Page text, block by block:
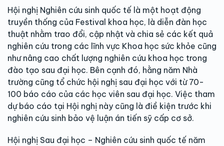
Hội nghị Nghiên cứu sinh quốc tế là một hoạt động
truyền thống của Festival khoa học, là diễn đàn học
thuật nhằm trao đổi, cập nhật và chia sẻ các kết quả
nghiên cứu trong các lĩnh vực Khoa học sức khỏe cũng
như nâng cao chất lượng nghiên cứu khoa học trong
đào tạo sau đại học. Bên cạnh đó, hằng năm Nhà
trường cũng tổ chức hội nghị sau đại học với từ 70-
100 báo cáo của các học viên sau đại học. Việc tham
dự báo cáo tại Hội nghị này cũng là điề kiện trước khi
nghiên cứu sinh bảo vệ luận án tiến sỹ cấp cơ sở.
Hội nghị Sau đại học – Nghiên cứu sinh quốc tế năm